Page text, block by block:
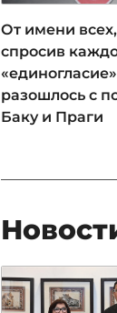
От имени
спросив
разошлось с
Баку и Праги